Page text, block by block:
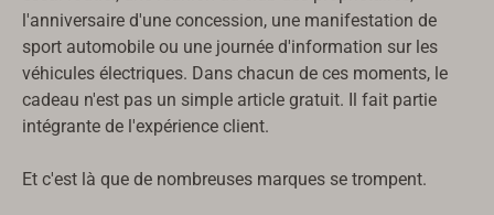
l'anniversaire d'une concession, une manifestation de
sport automobile ou une journée d'information sur les
véhicules électriques. Dans chacun de ces moments, le
cadeau n'est pas un simple article gratuit. Il fait partie
intégrante de l'expérience client.
Et c'est là que de nombreuses marques se trompent.